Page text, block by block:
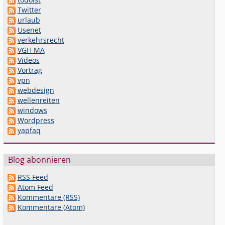
Twitter
urlaub
Usenet
verkehrsrecht
VGH MA
Videos
Vortrag
vpn
webdesign
wellenreiten
windows
Wordpress
yapfaq
Blog abonnieren
RSS Feed
Atom Feed
Kommentare (RSS)
Kommentare (Atom)